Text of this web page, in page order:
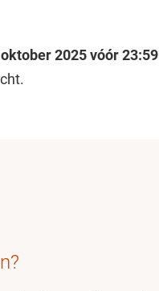
2025 vóór 23:59